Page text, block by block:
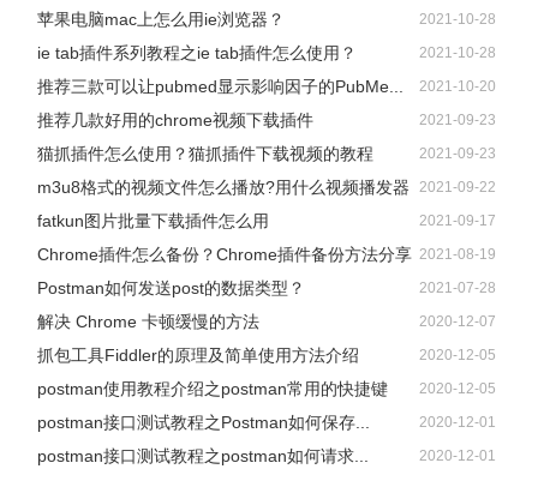
苹果电脑mac上怎么用ie浏览器？ 2021-10-28
ie tab插件系列教程之ie tab插件怎么使用？ 2021-10-28
推荐三款可以让pubmed显示影响因子的PubMe... 2021-10-20
推荐几款好用的chrome视频下载插件 2021-09-23
猫抓插件怎么使用？猫抓插件下载视频的教程 2021-09-23
m3u8格式的视频文件怎么播放?用什么视频播发器 2021-09-22
fatkun图片批量下载插件怎么用 2021-09-17
Chrome插件怎么备份？Chrome插件备份方法分享 2021-08-19
Postman如何发送post的数据类型？ 2021-07-28
解决 Chrome 卡顿缓慢的方法 2020-12-07
抓包工具Fiddler的原理及简单使用方法介绍 2020-12-05
postman使用教程介绍之postman常用的快捷键 2020-12-05
postman接口测试教程之Postman如何保存... 2020-12-01
postman接口测试教程之postman如何请求... 2020-12-01